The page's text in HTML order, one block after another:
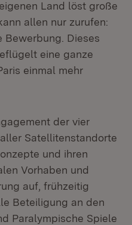
Land löst große
allen nur zurufen:
Dieses
eine ganze
einmal mehr
der vier
Satellitenstandorte
und ihren
Vorhaben und
auf, frühzeitig
Beteiligung an den
Paralympische Spiele